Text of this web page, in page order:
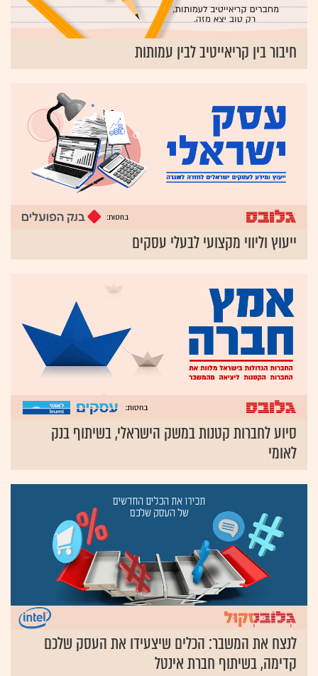
חיבור בין קריאייטיב לבין עמותות
ייעוץ וליווי מקצועי לבעלי עסקים
סיוע לחברות קטנות במשק הישראלי, בשיתוף בנק
לאומי
לנצח את המשבר: הכלים שיצעידו את העסק שלכם
קדימה, בשיתוף חברת אינטל